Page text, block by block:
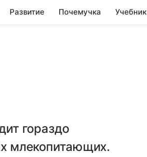
Развитие Почемучка Учебник
гораздо
млекопитающих.